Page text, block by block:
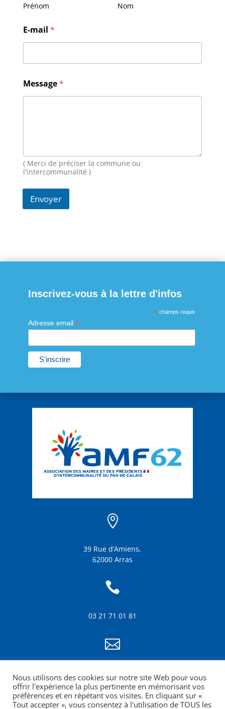
Prénom Nom
*
*
E-mail *
Message*
( Merci de préciser la commune ou
l'intercommunalité )
Envoyer
Inscrivez-vous à la lettre d'infos
* champs requis
Adresse email *

39 Rue d’Amiens,
62000 Arras

03 21 71 01 81

info@amf62.fr
mentions légales
Nous utilisons des cookies sur notre site Web pour vous
offrir l'expérience la plus pertinente en mémorisant vos
préférences et en répétant vos visites. En cliquant sur «
Tout accepter », vous consentez à l'utilisation de TOUS les